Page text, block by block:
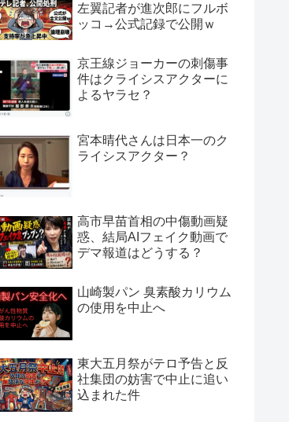
左翼記者が進次郎にフルボ
ッコ→公式記録で公開ｗ
京王線ジョーカーの刺傷事
件はクライシスアクターに
よるヤラセ？
宮本晴代さんは日本一のク
ライシスアクター？
高市早苗首相の中傷動画疑
惑、結局AIフェイク動画で
デマ報道はどうする？
山崎製パン 臭素酸カリウム
の使用を中止へ
東大五月祭がテロ予告と反
社集団の妨害で中止に追い
込まれた件